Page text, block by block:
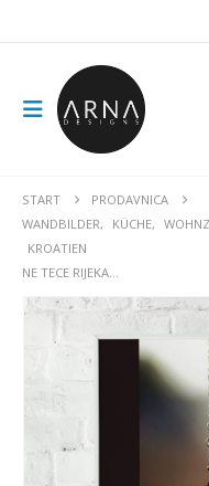
START
PRODAVNICA
WANDBILDER, KÜCHE,
KROATIEN
NE TECE RIJEKA…